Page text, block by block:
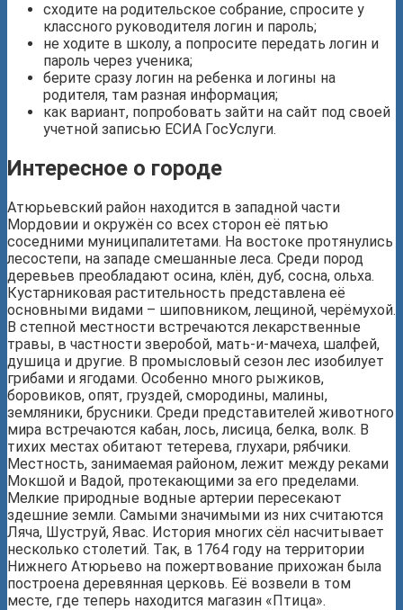
сходите на родительское собрание, спросите у
классного руководителя логин и пароль;
не ходите в школу, а попросите передать логин и
пароль через ученика;
берите сразу логин на ребенка и логины на
родителя, там разная информация;
как вариант, попробовать зайти на сайт под своей
учетной записью ЕСИА ГосУслуги.
Интересное о городе
Атюрьевский район находится в западной части
Мордовии и окружён со всех сторон её пятью
соседними муниципалитетами. На востоке протянулись
лесостепи, на западе смешанные леса. Среди пород
деревьев преобладают осина, клён, дуб, сосна, ольха.
Кустарниковая растительность представлена её
основными видами – шиповником, лещиной, черёмухой.
В степной местности встречаются лекарственные
травы, в частности зверобой, мать-и-мачеха, шалфей,
душица и другие. В промысловый сезон лес изобилует
грибами и ягодами. Особенно много рыжиков,
боровиков, опят, груздей, смородины, малины,
земляники, брусники. Среди представителей животного
мира встречаются кабан, лось, лисица, белка, волк. В
тихих местах обитают тетерева, глухари, рябчики.
Местность, занимаемая районом, лежит между реками
Мокшой и Вадой, протекающими за его пределами.
Мелкие природные водные артерии пересекают
здешние земли. Самыми значимыми из них считаются
Ляча, Шуструй, Явас. История многих сёл насчитывает
несколько столетий. Так, в 1764 году на территории
Нижнего Атюрьево на пожертвование прихожан была
построена деревянная церковь. Её возвели в том
месте, где теперь находится магазин «Птица».